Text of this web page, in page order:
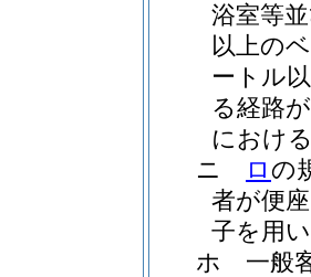
浴室等
以上の
ートル
る経路
におけ
ニ
ロ の
者が便
子を用
ホ
一般